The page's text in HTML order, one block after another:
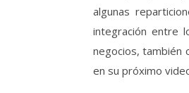
algunas
integración entre
negocios, también
en su próximo